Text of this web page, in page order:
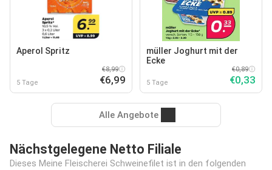
Aperol Spritz
5 Tage
€8,99
€6,99
müller Joghurt mit der
Ecke
5 Tage
€0,89
€0,33
Alle Angebote
Nächstgelegene Netto Filiale
Dieses Meine Fleischerei Schweinefilet ist in den folgenden